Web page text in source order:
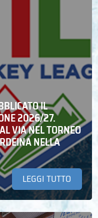
IL
2026/27.
VIA NEL TORNEO
NELLA
LEGGI TUTTO